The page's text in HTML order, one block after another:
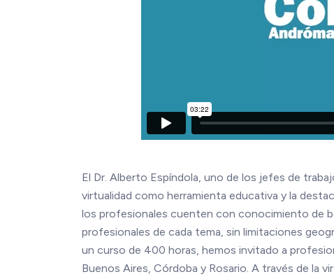
El Dr. Alberto Espíndola, uno de los jefes de
virtualidad como herramienta educativa y la
los profesionales cuenten con conocimiento de
profesionales de cada tema, sin limitaciones
un curso de 400 horas, hemos invitado a
Buenos Aires, Córdoba y Rosario. A través de la